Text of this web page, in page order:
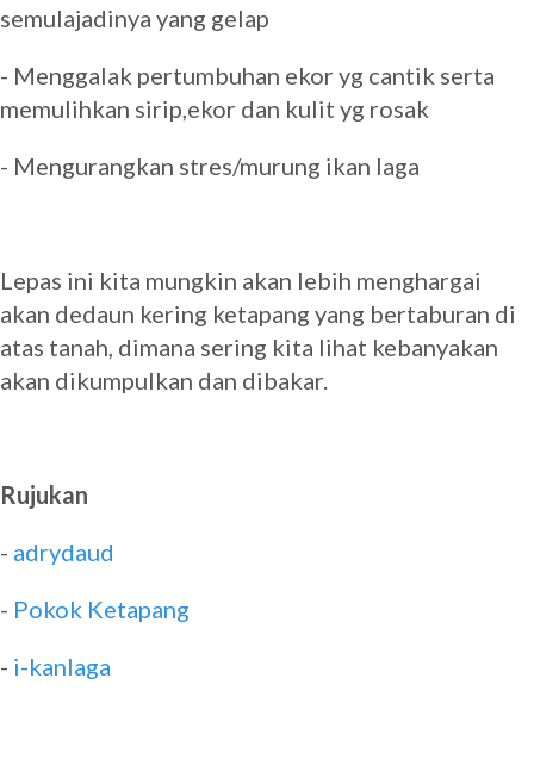
semulajadinya yang gelap
- Menggalak pertumbuhan ekor yg cantik serta
memulihkan sirip,ekor dan kulit yg rosak
- Mengurangkan stres/murung ikan laga
Lepas ini kita mungkin akan lebih menghargai
akan dedaun kering ketapang yang bertaburan di
atas tanah, dimana sering kita lihat kebanyakan
akan dikumpulkan dan dibakar.
Rujukan
- adrydaud
- Pokok Ketapang
- i-kanlaga